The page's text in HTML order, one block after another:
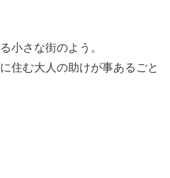
小さな街のよう。
住む大人の助けが事あるごと